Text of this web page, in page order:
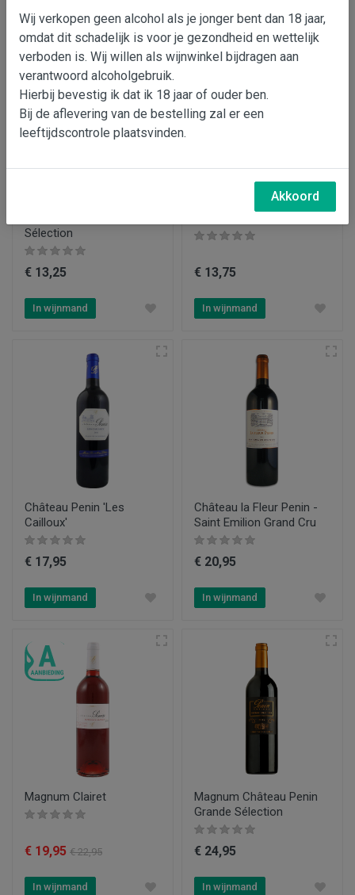
In wijnmand In wijnmand
Sélection
€ 13,25
In wijnmand
€ 13,75
In wijnmand
Château Penin 'Les
Cailloux'
€ 17,95
In wijnmand
Château la Fleur Penin -
Saint Emilion Grand Cru
€ 20,95
In wijnmand
Magnum Clairet
€ 19,95 € 22,95
In wijnmand
Magnum Château Penin
Grande Sélection
€ 24,95
In wijnmand
Wij verkopen geen alcohol als je jonger bent dan 18 jaar,
omdat dit schadelijk is voor je gezondheid en wettelijk
verboden is. Wij willen als wijnwinkel bijdragen aan
verantwoord alcoholgebruik.
Hierbij bevestig ik dat ik 18 jaar of ouder ben.
Bij de aflevering van de bestelling zal er een
leeftijdscontrole plaatsvinden.
Akkoord